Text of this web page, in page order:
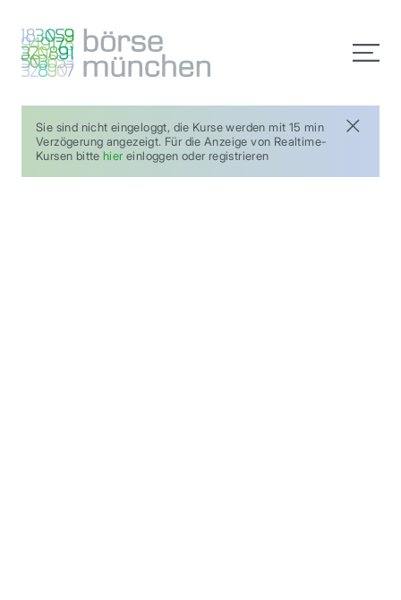
Sie sind nicht eingeloggt, die Kurse werden mit 15 min
Verzögerung angezeigt. Für die Anzeige von Realtime-
Kursen bittehier einloggen oder registrieren